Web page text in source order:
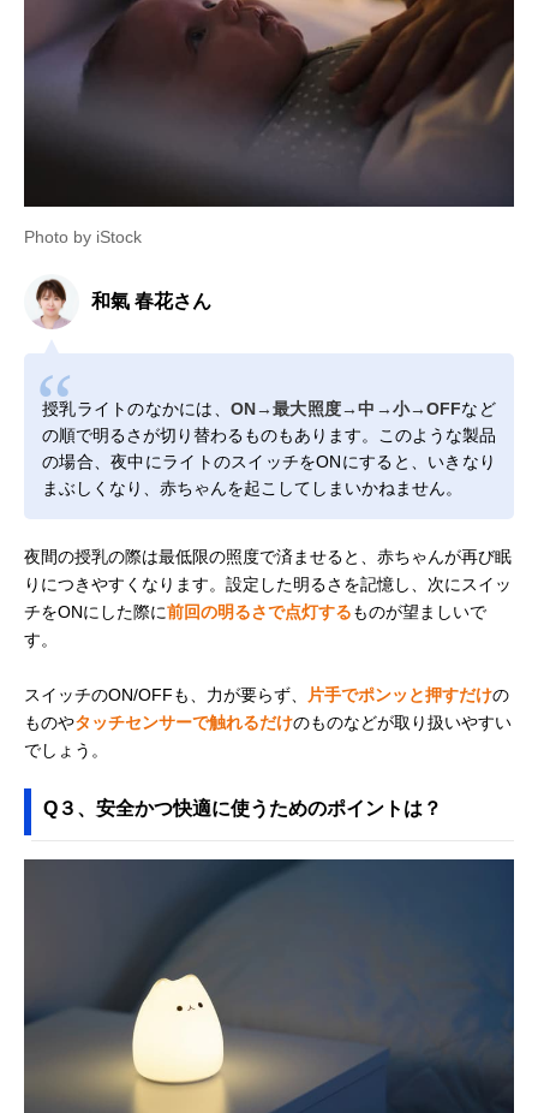
Photo by iStock
和氣 春花さん
授乳ライトのなかには、 ON→最大照度→中→小→OFFなど
の順で明るさが切り替わるものもあります。このような製品
の場合、夜中にライトのスイッチをONにすると、いきなり
まぶしくなり、赤ちゃんを起こしてしまいかねません。
夜間の授乳の際は最低限の照度で済ませると、赤ちゃんが再び眠
りにつきやすくなります。設定した明るさを記憶し、次にスイッ
チをONにした際に前回の明るさで点灯するものが望ましいで
す。
スイッチのON/OFFも、力が要らず、 片手でポンッと押すだけの
ものやタッチセンサーで触れるだけのものなどが取り扱いやすい
でしょう。
Q３、安全かつ快適に使うためのポイントは？